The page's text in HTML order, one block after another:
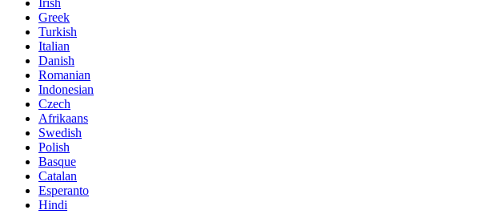
Greek
Turkish
Italian
Danish
Romanian
Indonesian
Czech
Afrikaans
Swedish
Polish
Basque
Catalan
Esperanto
Hindi